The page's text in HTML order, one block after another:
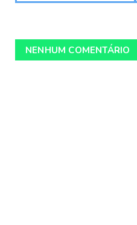
NENHUM COMENTÁRIO